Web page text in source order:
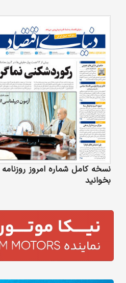
نسخه کامل شماره امروز روزنامه
بخوانید